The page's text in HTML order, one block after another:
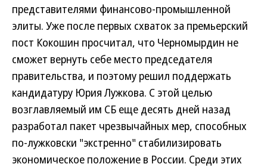
представителями финансово-промышленной
элиты. Уже после первых схваток за премьерский
пост Кокошин просчитал, что Черномырдин не
сможет вернуть себе место председателя
правительства, и поэтому решил поддержать
кандидатуру Юрия Лужкова. С этой целью
возглавляемый им СБ еще десять дней назад
разработал пакет чрезвычайных мер, способных
по-лужковски "экстренно" стабилизировать
экономическое положение в России. Среди этих